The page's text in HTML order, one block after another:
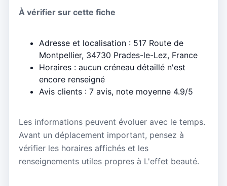
À vérifier sur cette fiche
Adresse et localisation : 517 Route de
Montpellier, 34730 Prades-le-Lez, France
Horaires : aucun créneau détaillé n'est
encore renseigné
Avis clients : 7 avis, note moyenne 4.9/5
Les informations peuvent évoluer avec le temps.
Avant un déplacement important, pensez à
vérifier les horaires affichés et les
renseignements utiles propres à L'effet beauté.